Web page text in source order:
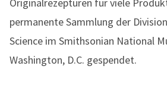
permanente Sammlung der
Science im Smithsonian National
Washington, D.C. gespendet.